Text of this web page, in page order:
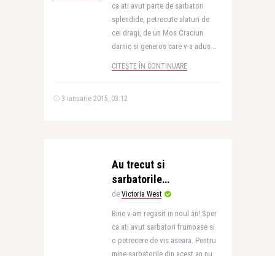
ca ati avut parte de sarbatori
splendide, petrecute alaturi de
cei dragi, de un Mos Craciun
darnic si generos care v-a adus ..
CITEȘTE ÎN CONTINUARE
3 ianuarie 2015, 03:12
Au trecut si
sarbatorile…
de Victoria West
Bine v-am regasit in noul an! Sper
ca ati avut sarbatori frumoase si
o petrecere de vis aseara. Pentru
mine sarbatorile din acest an nu